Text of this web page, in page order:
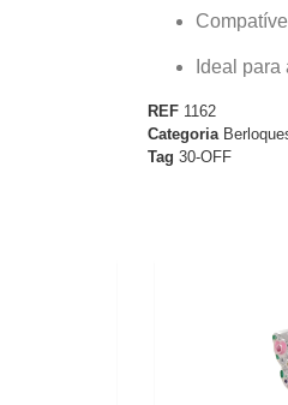
Ideal
REF 1162
Categoria
Tag 30-OFF